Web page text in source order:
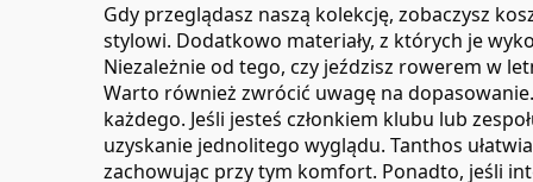
Gdy przeglądasz naszą kolekcję, zobaczysz
stylowi. Dodatkowo materiały, z których je
Niezależnie od tego, czy jeździsz rowerem w
Warto również zwrócić uwagę na
każdego. Jeśli jesteś członkiem klubu lub
uzyskanie jednolitego wyglądu. Tanthos
zachowując przy tym komfort. Ponadto, jeśli